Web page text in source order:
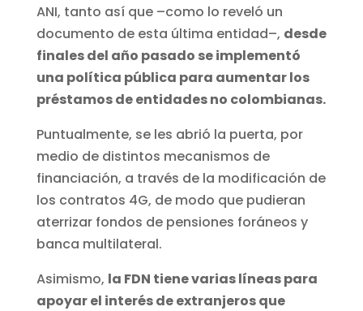
ANI, tanto así que –como lo reveló un
documento de esta última entidad–, desde
finales del año pasado se implementó
una política pública para aumentar los
préstamos de entidades no colombianas.
Puntualmente, se les abrió la puerta, por
medio de distintos mecanismos de
financiación, a través de la modificación de
los contratos 4G, de modo que pudieran
aterrizar fondos de pensiones foráneos y
banca multilateral.
Asimismo, la FDN tiene varias líneas para
apoyar el interés de extranjeros que